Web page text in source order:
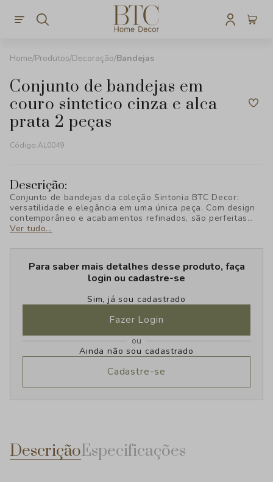
Produtos Decoração Bandejas
conjunto de bandejas em
couro sintetico cinza e alca
prata 2 peças
Código:AL0049
Descrição:
Conjunto de bandejas da coleção Sintonia BTC Decor:
versatilidade e elegância em uma única peça. Com design
contemporâneo e acabamentos refinados, são perfeitas
para compor ambientes sofisticados e funcionais.
Ver tudo...
Para saber mais detalhes desse produto, faça
login ou cadastre-se
Sim, já sou cadastrado
Fazer Login
ou
Ainda não sou cadastrado
Cadastre-se
DescriçãoEspecificações